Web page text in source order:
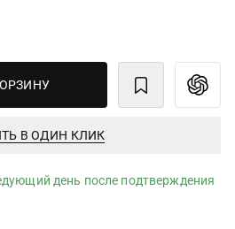
В ОДИН КЛИК
день после подтверждения